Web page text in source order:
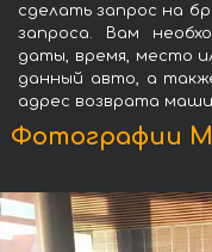
сделать запрос на
запроса. Вам
даты, время, место
данный авто, а
адрес возврата
Фотографии